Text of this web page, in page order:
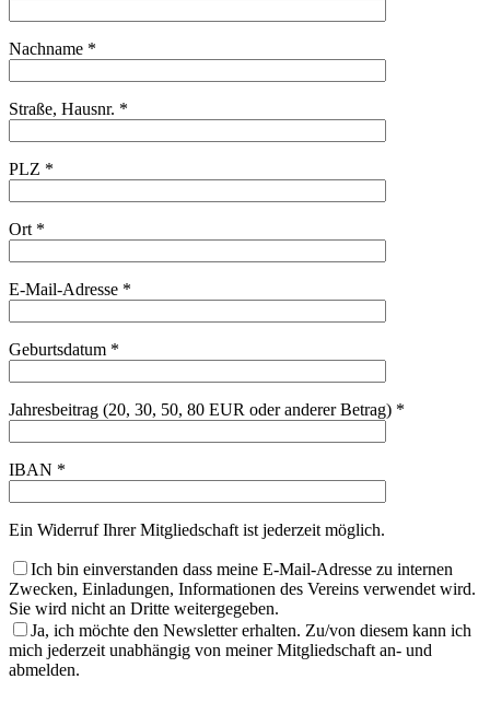
Nachname *
Straße, Hausnr. *
PLZ *
Ort *
E-Mail-Adresse *
Geburtsdatum *
Jahresbeitrag (20, 30, 50, 80 EUR oder anderer Betrag) *
IBAN *
Ein Widerruf Ihrer Mitgliedschaft ist jederzeit möglich.
Ich bin einverstanden dass meine E-Mail-Adresse zu internen
Zwecken, Einladungen, Informationen des Vereins verwendet wird.
Sie wird nicht an Dritte weitergegeben.
Ja, ich möchte den Newsletter erhalten. Zu/von diesem kann ich
mich jederzeit unabhängig von meiner Mitgliedschaft an- und
abmelden.